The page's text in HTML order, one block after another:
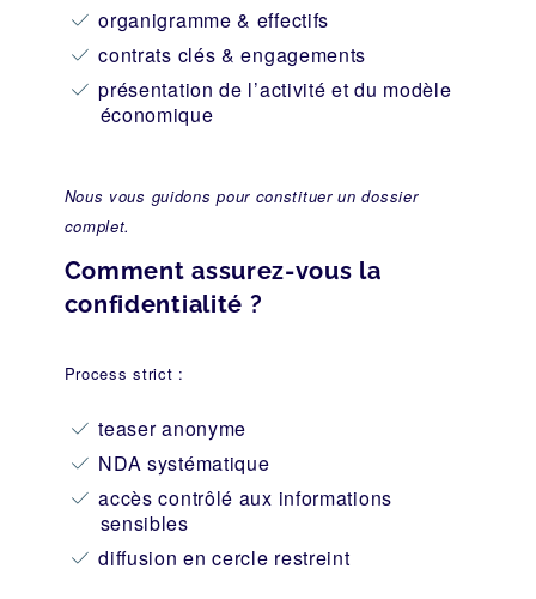
organigramme & effectifs
contrats clés & engagements
présentation de l’activité et du modèle
économique
Nous vous guidons pour constituer un dossier
complet.
Comment assurez-vous la
confidentialité ?
Process strict :
teaser anonyme
NDA systématique
accès contrôlé aux informations
sensibles
diffusion en cercle restreint